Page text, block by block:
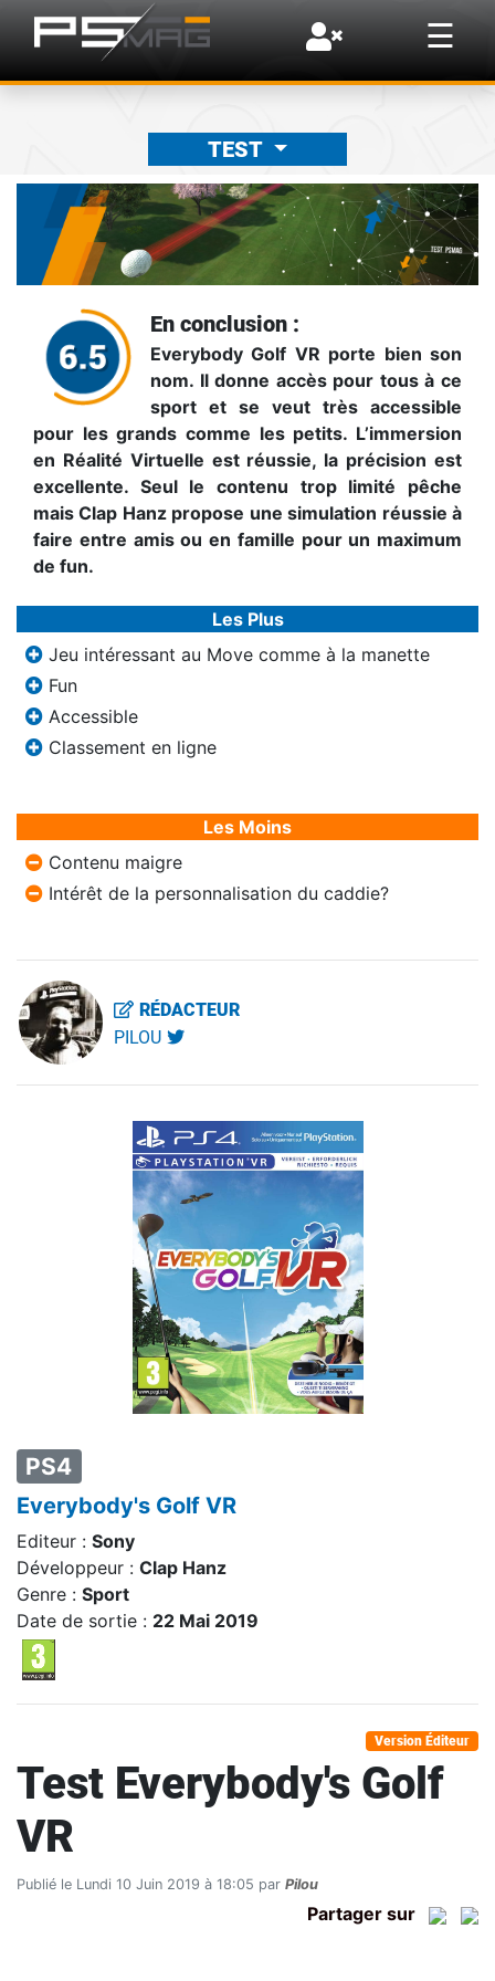
☰
×
TEST
En conclusion :
Everybody Golf VR porte bien son
nom. Il donne accès pour tous à ce
sport et se veut très accessible
pour les grands comme les petits. L’immersion
en Réalité Virtuelle est réussie, la précision est
excellente. Seul le contenu trop limité pêche
mais Clap Hanz propose une simulation réussie à
faire entre amis ou en famille pour un maximum
de fun.
Les Plus
Jeu intéressant au Move comme à la manette
Fun
Accessible
Classement en ligne
Les Moins
Contenu maigre
Intérêt de la personnalisation du caddie?
RÉDACTEUR
PILOU
PS4
Everybody's Golf VR
Editeur : Sony
Développeur : Clap Hanz
Genre : Sport
Date de sortie : 22 Mai 2019
Version Éditeur
Test Everybody's Golf
VR
Publié le Lundi 10 Juin 2019 à 18:05 par Pilou
Partager sur